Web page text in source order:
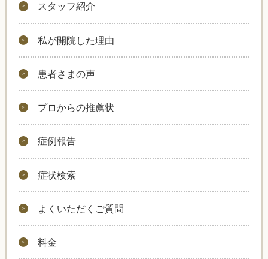
スタッフ紹介
私が開院した理由
患者さまの声
プロからの推薦状
症例報告
症状検索
よくいただくご質問
料金